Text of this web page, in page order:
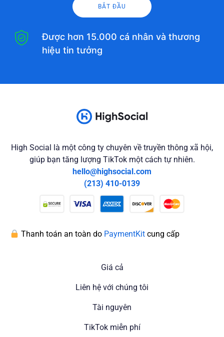
BẮT ĐẦU
Được hơn 15.000 cá nhân và thương
hiệu tin tưởng
High Social là một công ty chuyên về truyền thông xã hội,
giúp bạn tăng lượng TikTok một cách tự nhiên.
hello@highsocial.com
(213) 410-0139
Thanh toán an toàn do PaymentKit cung cấp
Giá cả
Liên hệ với chúng tôi
Tài nguyên
TikTok miễn phí